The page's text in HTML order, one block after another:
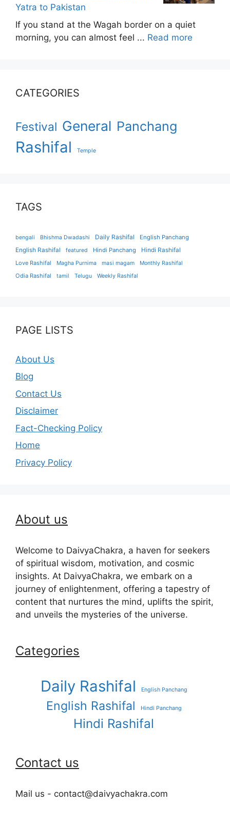
Yatra to Pakistan
If you stand at the Wagah border on a quiet
morning, you can almost feel ... Read more
CATEGORIES
Festival General Panchang
Rashifal Temple
TAGS
bengali Bhishma Dwadashi Daily Rashifal
English Panchang
English Rashifal
featured Hindi Panchang
Hindi Rashifal
Love Rashifal
Magha Purnima masi magam Monthly Rashifal
Odia Rashifal tamil Telugu Weekly Rashifal
PAGE LISTS
About Us
Blog
Contact Us
Disclaimer
Fact-Checking Policy
Home
Privacy Policy
About us
Welcome to DaivyaChakra, a haven for seekers
of spiritual wisdom, motivation, and cosmic
insights. At DaivyaChakra, we embark on a
journey of enlightenment, offering a tapestry of
content that nurtures the mind, uplifts the spirit,
and unveils the mysteries of the universe.
Categories
Daily Rashifal English Panchang
English Rashifal Hindi Panchang
Hindi Rashifal
Contact us
Mail us - contact@daivyachakra.com